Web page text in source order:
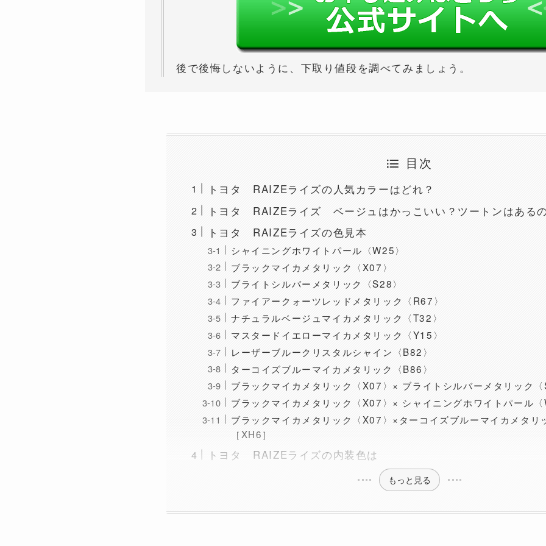
後で後悔しないように、下取り値段を調べてみましょう。
目次
トヨタ RAIZEライズの人気カラーはどれ？
トヨタ RAIZEライズ ベージュはかっこいい？ツートンはある
トヨタ RAIZEライズの色見本
シャイニングホワイトパール〈W25〉
ブラックマイカメタリック〈X07〉
ブライトシルバーメタリック〈S28〉
ファイアークォーツレッドメタリック〈R67〉
ナチュラルベージュマイカメタリック〈T32〉
マスタードイエローマイカメタリック〈Y15〉
レーザーブルークリスタルシャイン〈B82〉
ターコイズブルーマイカメタリック〈B86〉
ブラックマイカメタリック〈X07〉× ブライトシルバーメタリック
ブラックマイカメタリック〈X07〉× シャイニングホワイトパール
ブラックマイカメタリック〈X07〉×ターコイズブルーマイカメタリ
［XH6］
トヨタ RAIZEライズの内装色は
もっと見る